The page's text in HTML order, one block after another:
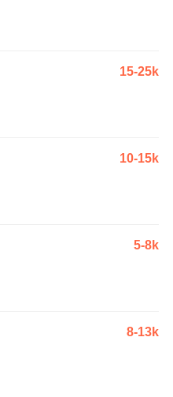
15-25k
10-15k
5-8k
8-13k